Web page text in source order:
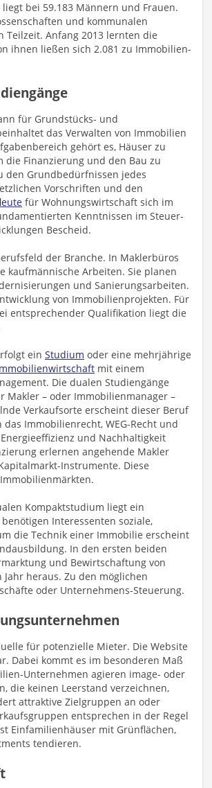
bei 59.183 Männern und Frauen.
und kommunalen
Teilzeit. Anfang 2013 lernten die
ihnen ließen sich 2.081 zu Immobilien-
für Grundstücks- und
das Verwalten von Immobilien
gehört es, Häuser zu
Finanzierung und den Bau zu
den Grundbedürfnissen jedes
Vorschriften und den
für Wohnungswirtschaft sich im
Kenntnissen im Steuer-
Bescheid.
der Branche. In Maklerbüros
kaufmännische Arbeiten. Sie planen
und Sanierungsarbeiten.
von Immobilienprojekten. Für
entsprechender Qualifikation liegt die
ein Studium oder eine mehrjährige
mit einem
Die dualen Studiengänge
Makler – oder Immobilienmanager –
Verkaufsorte erscheint dieser Beruf
Immobilienrecht, WEG-Recht und
und Nachhaltigkeit
erlernen angehende Makler
Instrumente. Diese
Kompaktstudium liegt ein
Interessenten soziale,
die Technik einer Immobilie erscheint
In den ersten beiden
und Bewirtschaftung von
heraus. Zu den möglichen
oder Unternehmens-Steuerung.
für potenzielle Mieter. Die Website
Dabei kommt es im besonderen Maß
Unternehmen agieren image- oder
die keinen Leerstand verzeichnen,
attraktive Zielgruppen an oder
entsprechen in der Regel
Einfamilienhäuser mit Grünflächen,
tendieren.